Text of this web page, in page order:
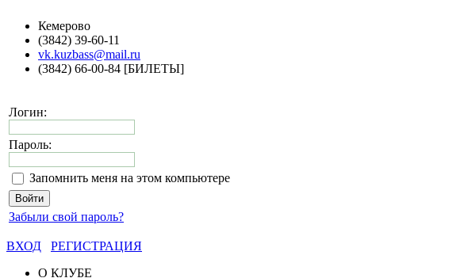
Кемерово
(3842) 39-60-11
vk.kuzbass@mail.ru
(3842) 66-00-84 [БИЛЕТЫ]
Логин:
Пароль:
Запомнить меня на этом компьютере
Забыли свой пароль?
ВХОД
РЕГИСТРАЦИЯ
О КЛУБЕ